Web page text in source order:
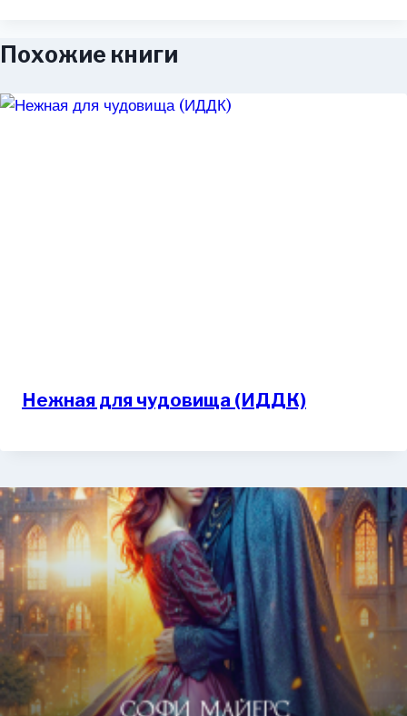
Похожие книги
Нежная для чудовища (ИДДК)